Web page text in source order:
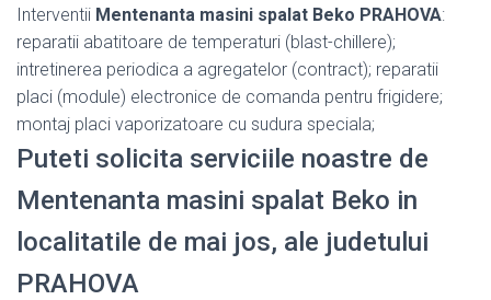
Interventii Mentenanta masini spalat Beko PRAHOVA:
reparatii abatitoare de temperaturi (blast-chillere);
intretinerea periodica a agregatelor (contract); reparatii
placi (module) electronice de comanda pentru frigidere;
montaj placi vaporizatoare cu sudura speciala;
Puteti solicita serviciile noastre de
Mentenanta masini spalat Beko in
localitatile de mai jos, ale judetului
PRAHOVA